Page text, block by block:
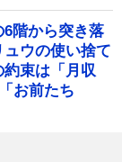
6階から突き落
ウの使い捨て
束は「月収
お前たち